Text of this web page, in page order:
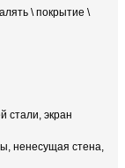
\ покрытие \
стали, экран
ненесущая стена,